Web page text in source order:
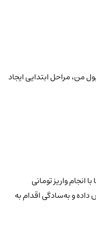
من، مراحل ابتدایی ایجاد
انجام واریز تومانی
و به‌سادگی اقدام به